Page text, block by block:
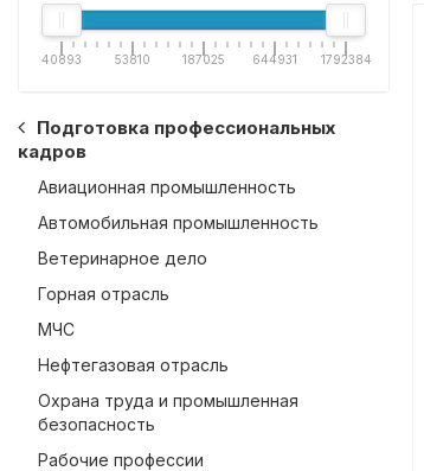
40893 53810 187025 644931 1792384
Подготовка профессиональных
кадров
Авиационная промышленность
Автомобильная промышленность
Ветеринарное дело
Горная отрасль
МЧС
Нефтегазовая отрасль
Охрана труда и промышленная
безопасность
Рабочие профессии